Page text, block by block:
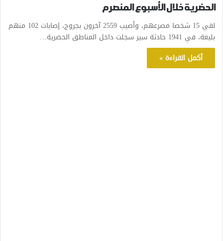
الحضرية خلال الأسبوع المنصرم
لقي 15 شخصا مصرعهم، وأصيب 2559 آخرون بجروح، إصابات 102 منهم
بليغة، في 1941 حادثة سير سجلت داخل المناطق الحضرية…
أكمل القراءة »